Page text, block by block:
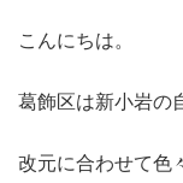
こんにちは。
葛飾区は新小岩の
改元に合わせて色